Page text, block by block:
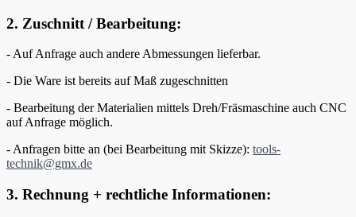
2. Zuschnitt / Bearbeitung:
- Auf Anfrage auch andere Abmessungen lieferbar.
- Die Ware ist bereits auf Maß zugeschnitten
- Bearbeitung der Materialien mittels Dreh/Fräsmaschine auch CNC
auf Anfrage möglich.
- Anfragen bitte an (bei Bearbeitung mit Skizze): tools-
technik@gmx.de
3. Rechnung + rechtliche Informationen: